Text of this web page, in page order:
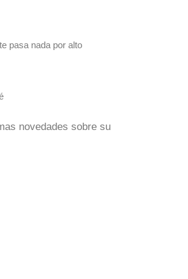
pasa nada por alto
novedades sobre su